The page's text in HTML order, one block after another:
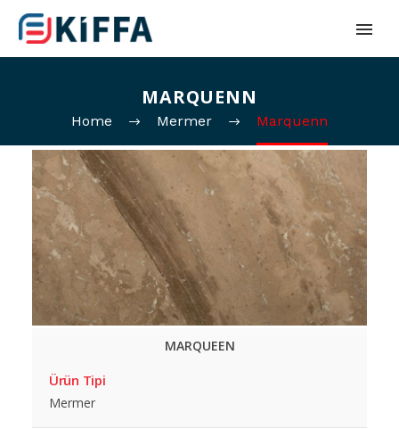
MARQUENN
Home Mermer Marquenn
MARQUEEN
Ürün Tipi
Mermer